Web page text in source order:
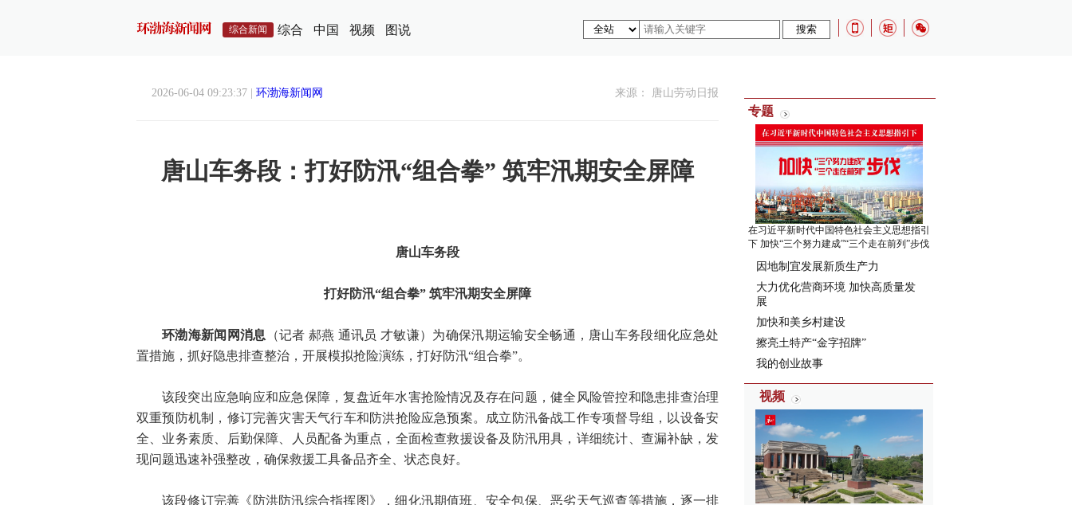
综合新闻 综合 中国 视频 图说
2026-06-04 09:23:37 | 环渤海新闻网 来源： 唐山劳动日报
唐山车务段：打好防汛“组合拳” 筑牢汛期安全屏障
唐山车务段
打好防汛“组合拳” 筑牢汛期安全屏障
环渤海新闻网消息 （记者 郝燕 通讯员 才敏谦）为确保汛期运输安全畅通，唐山车务段细化应急处
置措施，抓好隐患排查整治，开展模拟抢险演练，打好防汛“组合拳”。
该段突出应急响应和应急保障，复盘近年水害抢险情况及存在问题，健全风险管控和隐患排查治理
双重预防机制，修订完善灾害天气行车和防洪抢险应急预案。成立防汛备战工作专项督导组，以设备安
全、业务素质、后勤保障、人员配备为重点，全面检查救援设备及防汛用具，详细统计、查漏补缺，发
现问题迅速补强整改，确保救援工具备品齐全、状态良好。
该段修订完善《防洪防汛综合指挥图》，细化汛期值班、安全包保、恶劣天气巡查等措施，逐一排
专题
在习近平新时代中国特色社会主义思想指引
下 加快“三个努力建成”“三个走在前列”步伐
因地制宜发展新质生产力
大力优化营商环境 加快高质量发
展
加快和美乡村建设
擦亮土特产“金字招牌”
我的创业故事
视频